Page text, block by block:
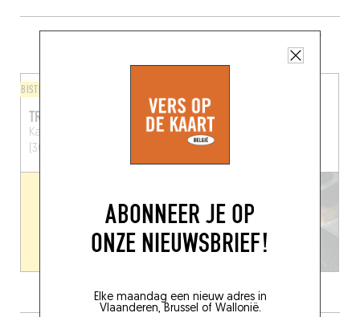
ABONNEER JE OP
ONZE NIEUWSBRIEF!
Elke maandag een nieuw adres in
Vlaanderen, Brussel of Wallonië.
MEER RESTAURANTS IN DE BUURT
BISTRO
TRENTE
Kapucijnenvoer 48
Leuven
(3000)
AH QUY
Alfons Smetsplein 4
Leuven (3000)